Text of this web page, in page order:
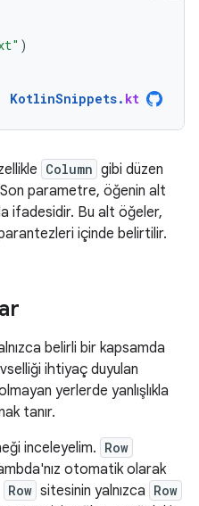
)
KotlinSnippets. kt
Column gibi düzen
parametre, öğenin alt
ifadesidir. Bu alt öğeler,
içinde belirtilir.
belirli bir kapsamda
ihtiyaç duyulan
yerlerde yanlışlıkla
tanır.
inceleyelim. Row
otomatik olarak
Row sitesinin yalnızca Row